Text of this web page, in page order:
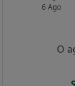
6 Ago
O